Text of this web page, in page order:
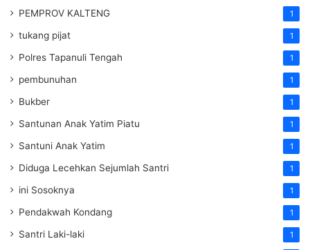
PEMPROV KALTENG 1
tukang pijat 1
Polres Tapanuli Tengah 1
pembunuhan 1
Bukber 1
Santunan Anak Yatim Piatu 1
Santuni Anak Yatim 1
Diduga Lecehkan Sejumlah Santri 1
ini Sosoknya 1
Pendakwah Kondang 1
Santri Laki-laki 1